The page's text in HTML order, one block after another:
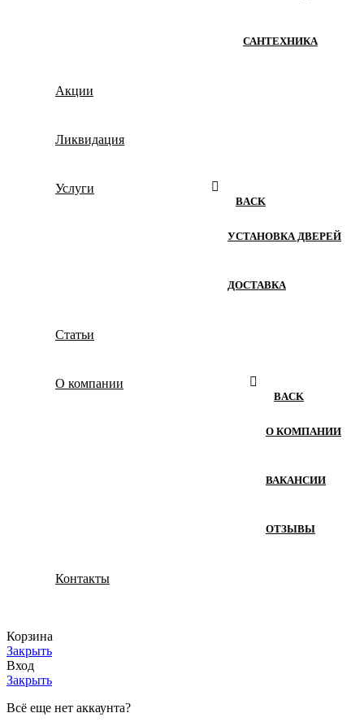
САНТЕХНИКА
Акции
Ликвидация
Услуги
BACK
УСТАНОВКА ДВЕРЕЙ
ДОСТАВКА
Статьи
О компании
BACK
О КОМПАНИИ
ВАКАНСИИ
ОТЗЫВЫ
Контакты
Корзина
Закрыть
Вход
Закрыть
Всё еще нет аккаунта?